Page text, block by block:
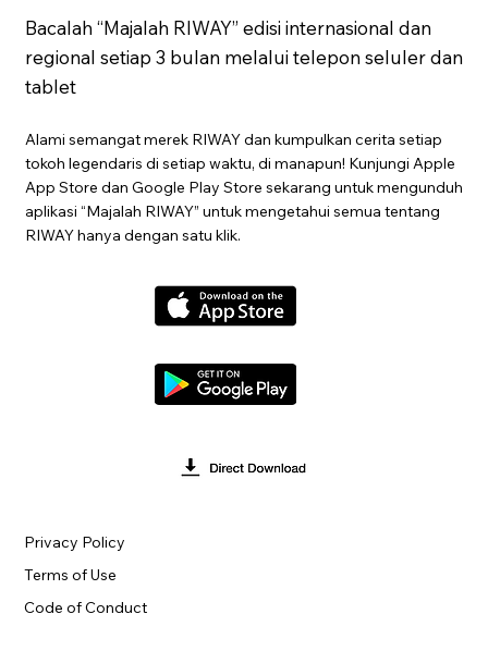
Bacalah “Majalah RIWAY” edisi internasional dan
regional setiap 3 bulan melalui telepon seluler dan
tablet
Alami semangat merek RIWAY dan kumpulkan cerita setiap
tokoh legendaris di setiap waktu, di manapun! Kunjungi Apple
App Store dan Google Play Store sekarang untuk mengunduh
aplikasi “Majalah RIWAY” untuk mengetahui semua tentang
RIWAY hanya dengan satu klik.
Terms of Use
Privacy Policy
Code of Conduct